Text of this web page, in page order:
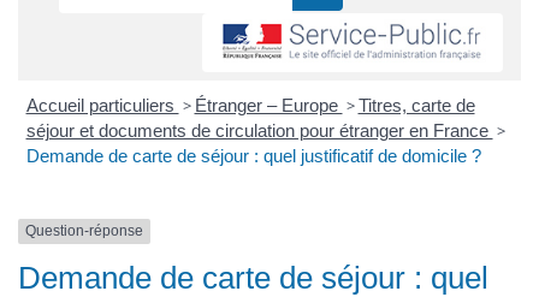
Accueil particuliers > Étranger – Europe > Titres, carte de
séjour et documents de circulation pour étranger en France >
Demande de carte de séjour : quel justificatif de domicile ?
Question-réponse
Demande de carte de séjour : quel